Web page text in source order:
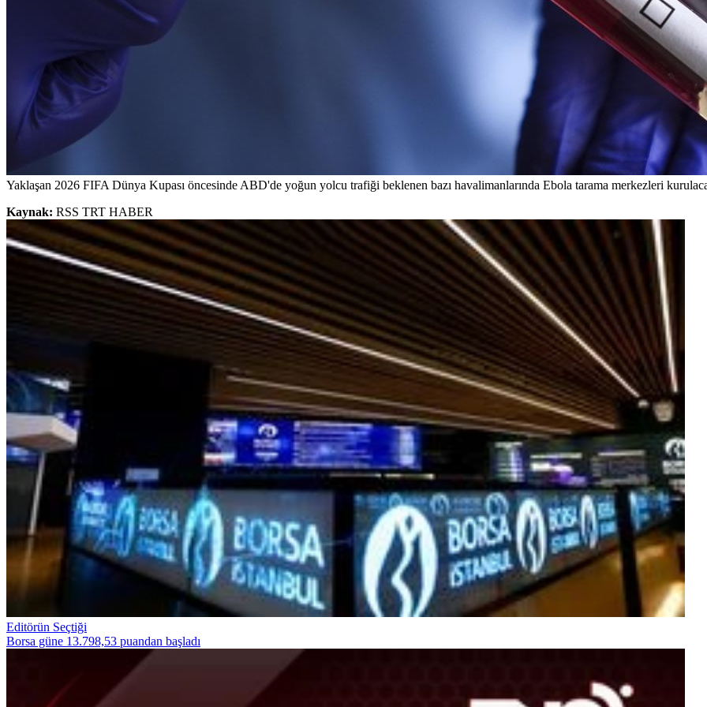
Yaklaşan 2026 FIFA Dünya Kupası öncesinde ABD'de yoğun yolcu trafiği beklenen bazı havalimanlarında Ebola tarama merkezleri
Kaynak: RSS TRT HABER
Editörün Seçtiği
Borsa güne 13.798,53 puandan başladı